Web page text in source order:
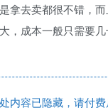
拿去卖都很不错，
，成本一般只需要
内容已隐藏，请付费